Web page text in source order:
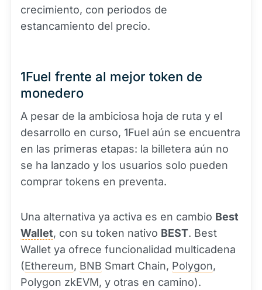
crecimiento, con periodos de
estancamiento del precio.
1Fuel frente al mejor token de
monedero
A pesar de la ambiciosa hoja de ruta y el
desarrollo en curso, 1Fuel aún se encuentra
en las primeras etapas: la billetera aún no
se ha lanzado y los usuarios solo pueden
comprar tokens en preventa.
Una alternativa ya activa es en cambio Best
Wallet, con su token nativo BEST. Best
Wallet ya ofrece funcionalidad multicadena
(Ethereum, BNB Smart Chain, Polygon,
Polygon zkEVM, y otras en camino).